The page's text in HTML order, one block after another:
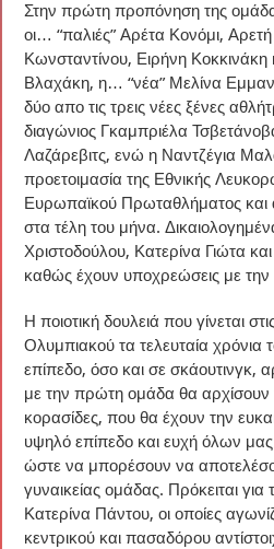
Στην πρώτη προπόνηση της
οι… “παλιές” Αρέτα Κονόμι,
Κωνσταντίνου, Ειρήνη Κοκκινάκη
Βλαχάκη, η… “νέα” Μελίνα
δύο απο τις τρεις νέες ξένες
διαγώνιος Γκαμπριέλα
Λαζάρεβιτς, ενώ η Ναντζέγια
προετοιμασία της Εθνικής
Ευρωπαϊκού Πρωταθλήματος και
στα τέλη του μήνα.
Χριστοδούλου, Κατερίνα Γιώτα
καθώς έχουν υποχρεώσεις με
Η ποιοτική δουλειά που γίνεται
Ολυμπιακού τα τελευταία χρόνια
επίπεδο, όσο και σε σκάουτινγκ,
με την πρώτη ομάδα θα αρχίσουν
κορασίδες, που θα έχουν την
υψηλό επίπεδο και ευχή όλων μας
ώστε να μπορέσουν να
γυναικείας ομάδας. Πρόκειται για
Κατερίνα Πάντου, οι οποίες
κεντρικού και πασαδόρου